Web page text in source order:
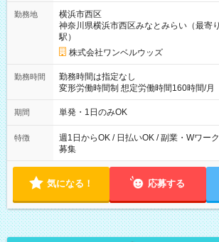
勤務地
横浜市西区
神奈川県横浜市西区みなとみらい（最寄
駅）
株式会社ワンベルウッズ
勤務時間
勤務時間は指定なし
変形労働時間制 想定労働時間160時間/月 【シフト例】 ・8：00
～21：00
期間 単発・1日のみOK
特徴
週1日からOK / 日払いOK / 副業・Wワー
募集
気になる！ 応募する